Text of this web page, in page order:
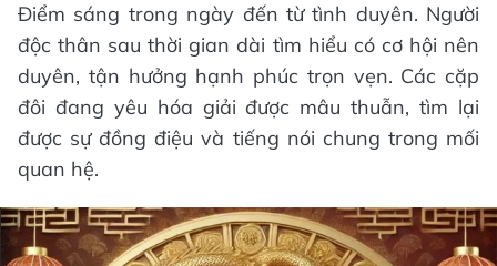
Điểm sáng trong ngày đến từ tình duyên. Người
độc thân sau thời gian dài tìm hiểu có cơ hội nên
duyên, tận hưởng hạnh phúc trọn vẹn. Các cặp
đôi đang yêu hóa giải được mâu thuẫn, tìm lại
được sự đồng điệu và tiếng nói chung trong mối
quan hệ.